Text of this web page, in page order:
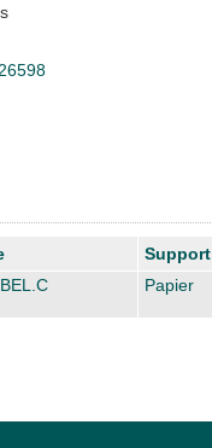
Support
Papier